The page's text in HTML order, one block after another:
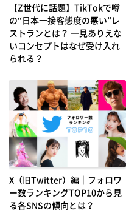
【Z世代に話題】TikTokで噂
の“日本一接客態度の悪い”レ
ストランとは？ 一見ありえな
いコンセプトはなぜ受け入れ
られる？
X（旧Twitter）編｜フォロワ
ー数ランキングTOP10から見
る各SNSの傾向とは？